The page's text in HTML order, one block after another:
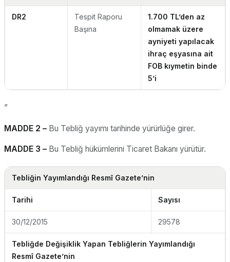
DR2
Tespit Raporu
Başına
1.700 TL’den az
olmamak üzere
ayniyeti yapılacak
ihraç eşyasına ait
FOB kıymetin binde
5’i
”
MADDE 2 – Bu Tebliğ yayımı tarihinde yürürlüğe girer.
MADDE 3 – Bu Tebliğ hükümlerini Ticaret Bakanı yürütür.
Tebliğin Yayımlandığı Resmî Gazete’nin
Tarihi Sayısı
30/12/2015 29578
Tebliğde Değişiklik Yapan Tebliğlerin Yayımlandığı
Resmî Gazete’nin